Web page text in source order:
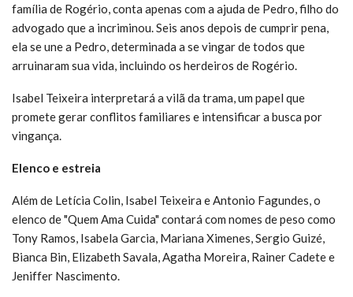
família de Rogério, conta apenas com a ajuda de Pedro, filho do
advogado que a incriminou. Seis anos depois de cumprir pena,
ela se une a Pedro, determinada a se vingar de todos que
arruinaram sua vida, incluindo os herdeiros de Rogério.
Isabel Teixeira interpretará a vilã da trama, um papel que
promete gerar conflitos familiares e intensificar a busca por
vingança.
Elenco e estreia
Além de Letícia Colin, Isabel Teixeira e Antonio Fagundes, o
elenco de "Quem Ama Cuida" contará com nomes de peso como
Tony Ramos, Isabela Garcia, Mariana Ximenes, Sergio Guizé,
Bianca Bin, Elizabeth Savala, Agatha Moreira, Rainer Cadete e
Jeniffer Nascimento.